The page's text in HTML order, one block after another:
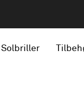
Solbriller